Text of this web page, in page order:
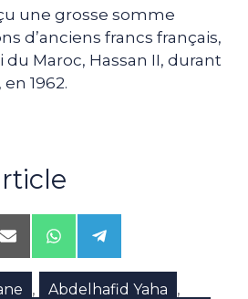
une grosse somme
d’anciens francs français,
du Maroc, Hassan II, durant
1962.
Share
on
Email
Share
on
WhatsApp
Share
on
Telegram
, Abdelhafid Yaha ,